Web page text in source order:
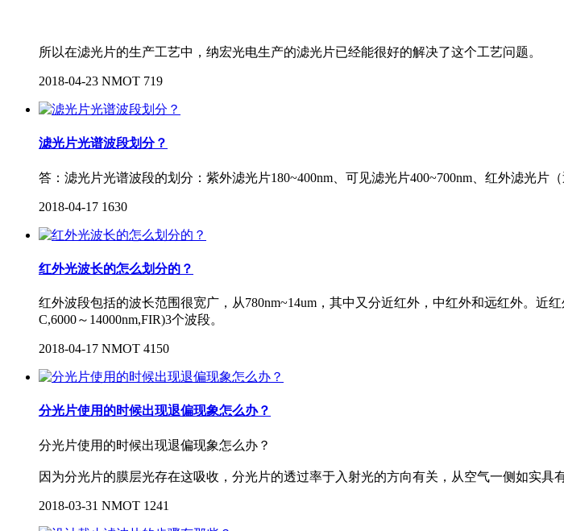
所以在滤光片的生产工艺中，纳宏光电生产的滤光片已经能很好的解决了这个工艺问题。
2018-04-23 NMOT 719
滤光片光谱波段划分？
答：滤光片光谱波段的划分：紫外滤光片180~400nm、可见滤光片400~700nm、红外滤光片（
2018-04-17 1630
红外光波长的怎么划分的？
红外波段包括的波长范围很宽广，从780nm~14um，其中又分近红外，中红外和远红外。近
C,6000～14000nm,FIR)3个波段。
2018-04-17 NMOT 4150
分光片使用的时候出现退偏现象怎么办？
分光片使用的时候出现退偏现象怎么办？
因为分光片的膜层光存在这吸收，分光片的透过率于入射光的方向有关，从空气一侧如实具
2018-03-31 NMOT 1241